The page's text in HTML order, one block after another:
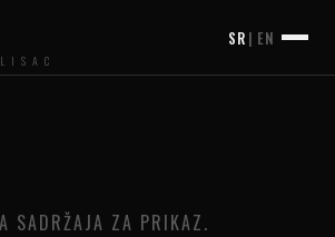
SR | EN
SADRŽAJA ZA PRIKAZ.